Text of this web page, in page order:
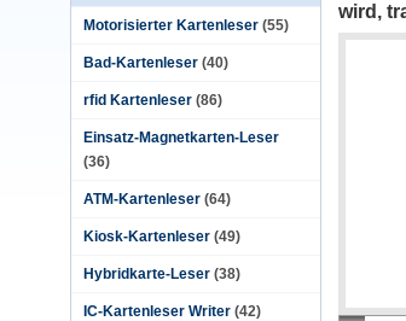
Motorisierter Kartenleser (55)
Bad-Kartenleser (40)
rfid Kartenleser (86)
Einsatz-Magnetkarten-Leser
(36)
ATM-Kartenleser (64)
Kiosk-Kartenleser (49)
Hybridkarte-Leser (38)
IC-Kartenleser Writer (42)
wird,